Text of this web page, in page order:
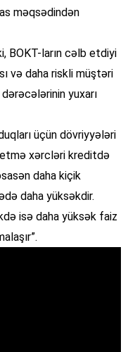
məqsədindən
BOKT-ların cəlb etdiyi
və daha riskli müştəri
yuxarı
üçün dövriyyələri
xərcləri kreditdə
daha kiçik
daha yüksəkdir.
isə daha yüksək faiz